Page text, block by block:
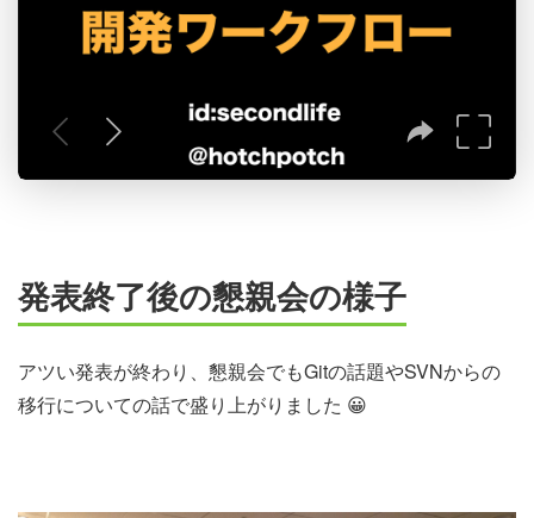
発表終了後の懇親会の様子
アツい発表が終わり、懇親会でもGitの話題やSVNからの
移行についての話で盛り上がりました 😀